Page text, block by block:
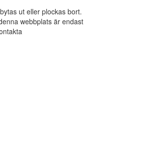
ut eller plockas bort.
webbplats är endast